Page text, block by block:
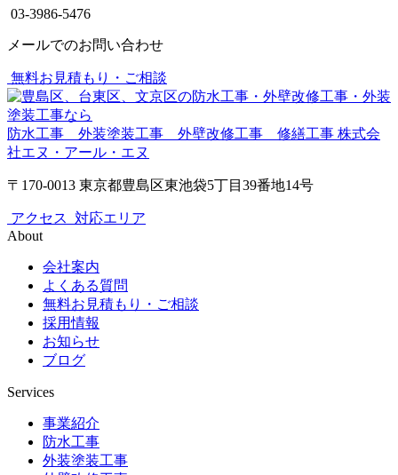
03-3986-5476
メールでのお問い合わせ
無料お見積もり・ご相談
防水工事 外装塗装工事 外壁改修工事 修繕工事 株式会
社エヌ・アール・エヌ
〒170-0013 東京都豊島区東池袋5丁目39番地14号
アクセス 対応エリア
About
会社案内
よくある質問
無料お見積もり・ご相談
採用情報
お知らせ
ブログ
Services
事業紹介
防水工事
外装塗装工事